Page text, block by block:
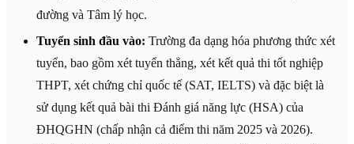
đường và Tâm lý học.
Tuyển sinh đầu vào: Trường đa dạng hóa phương thức xét
tuyển, bao gồm xét tuyển thẳng, xét kết quả thi tốt nghiệp
THPT, xét chứng chỉ quốc tế (SAT, IELTS) và đặc biệt là
sử dụng kết quả bài thi Đánh giá năng lực (HSA) của
ĐHQGHN (chấp nhận cả điểm thi năm 2025 và 2026).